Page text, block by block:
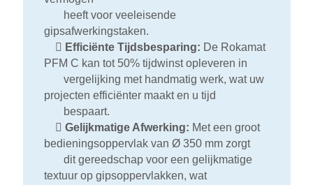
heeft voor veeleisende
gipsafwerkingstaken.
 Efficiënte Tijdsbesparing: De Rokamat
PFM C kan tot 50% tijdwinst opleveren in
vergelijking met handmatig werk, wat uw
projecten efficiënter maakt en u tijd
bespaart.
 Gelijkmatige Afwerking: Met een groot
bedieningsoppervlak van Ø 350 mm zorgt
dit gereedschap voor een gelijkmatige
textuur op gipsoppervlakken, wat